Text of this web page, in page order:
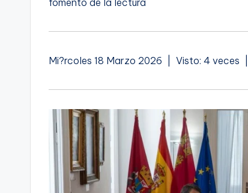
fomento de la lectura
Mi?rcoles 18 Marzo 2026 | Visto: 4 veces |